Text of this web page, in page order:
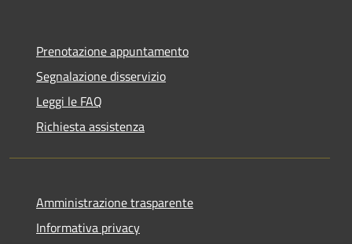
Prenotazione appuntamento
Segnalazione disservizio
Leggi le FAQ
Richiesta assistenza
Amministrazione trasparente
Informativa privacy